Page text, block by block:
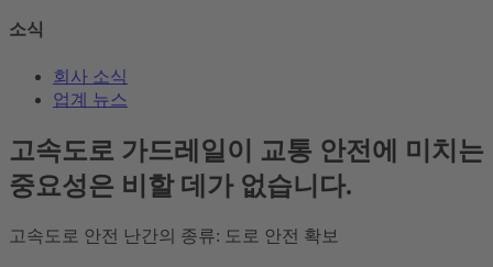
소식
회사 소식
업계 뉴스
고속도로 가드레일이 교통 안전에 미치는
중요성은 비할 데가 없습니다.
고속도로 안전 난간의 종류: 도로 안전 확보